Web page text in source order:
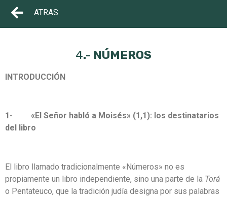
ATRAS
4.- NÚMEROS
INTRODUCCIÓN
1- «El Señor habló a Moisés» (1,1): los destinatarios
del libro
El libro llamado tradicionalmente «Números» no es
propiamente un libro independiente, sino una parte de la Torá
o Pentateuco, que la tradición judía designa por sus palabras